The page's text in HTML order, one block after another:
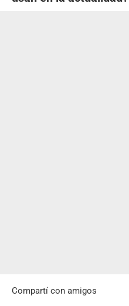
Compartí con amigos